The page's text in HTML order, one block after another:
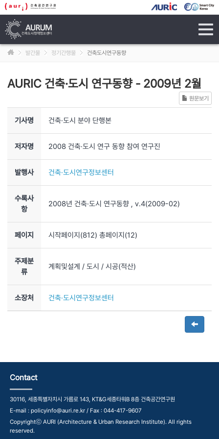
발간물 정기간행물 건축도시연구동향
AURIC 건축·도시 연구동향- 2009년 2월
원문보기
기사명 건축·도시 분야 단행본
저자명 2008 건축·도시 연구 동향 참여 연구진
발행사 건축·도시연구정보센터
수록사
항
2008년 건축·도시 연구동향 , v.4(2009-02)
페이지 시작페이지(812) 총페이지(12)
주제분
류
계획및설계 / 도시 / 시공(적산)
소장처 건축·도시연구정보센터
Contact
30116, 세종특별자치시 가름로 143, KT&G세종타워B 8층 건축공간연구원
E-mail : policyinfo@auri.re.kr / Fax : 044-417-9607
Copyrightⓒ AURI (Architecture & Urban Research Institute). All rights
reserved.